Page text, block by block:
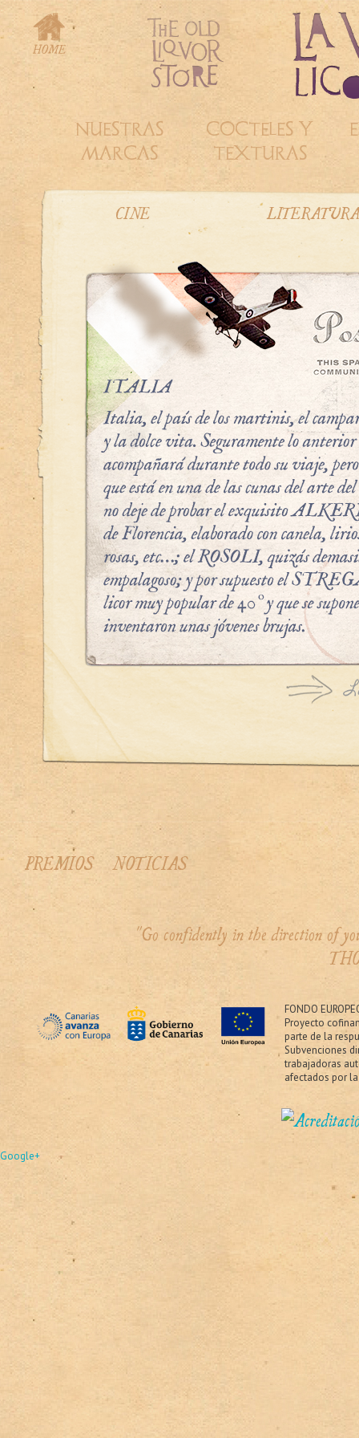
NUESTRAS
MARCAS
COCTELES Y
TEXTURAS
CINE LITERATURA
PREMIOS NOTICIAS
"Go confidently in the direction of
FONDO
Proyecto
parte de la
Subvenciones
trabajadoras
afectados por
Google+